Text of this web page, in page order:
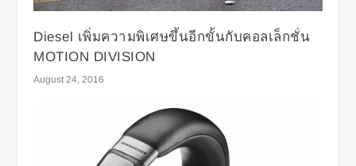
Diesel เพิ่มความพิเศษขึ้นอีกขั้นกับคอลเล็กชั่น
MOTION DIVISION
August 24, 2016